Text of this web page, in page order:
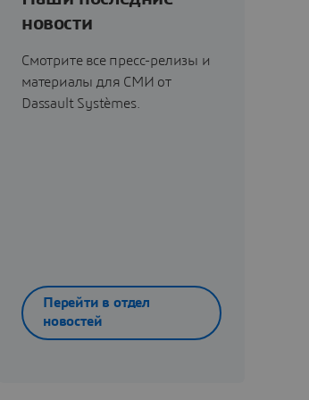
новости
Смотрите все пресс-релизы и
материалы для СМИ от
Dassault Systèmes.
Перейти в отдел
новостей